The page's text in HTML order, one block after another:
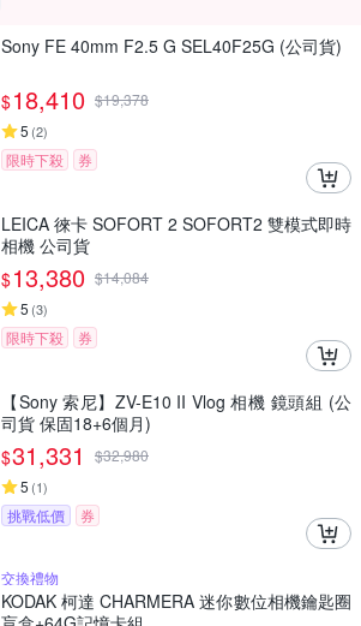
Sony FE 40mm F2.5 G SEL40F25G (公司貨)
$18,410 $19,378
5 (2)
限時下殺 券
LEICA 徠卡 SOFORT 2 SOFORT2 雙模式即時
相機 公司貨
$13,380 $14,084
5 (3)
限時下殺 券
【Sony 索尼】ZV-E10 II Vlog 相機 鏡頭組 (公
司貨 保固18+6個月)
$31,331 $32,980
5 (1)
挑戰低價 券
交換禮物
KODAK 柯達 CHARMERA 迷你數位相機鑰匙圈